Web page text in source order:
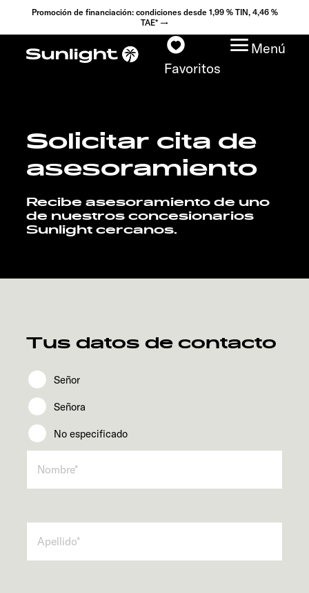
Promoción de financiación: condiciones desde 1,99 % TIN, 4,46 %
TAE* →
Favoritos
Menú
Modelos
Configurador
Encuentra tu Sunlight
Servicio
Solicitar cita de
asesoramiento
Recibe asesoramiento de uno
de nuestros concesionarios
Sunlight cercanos.
Tus datos de contacto
Señor
Señora
No especificado